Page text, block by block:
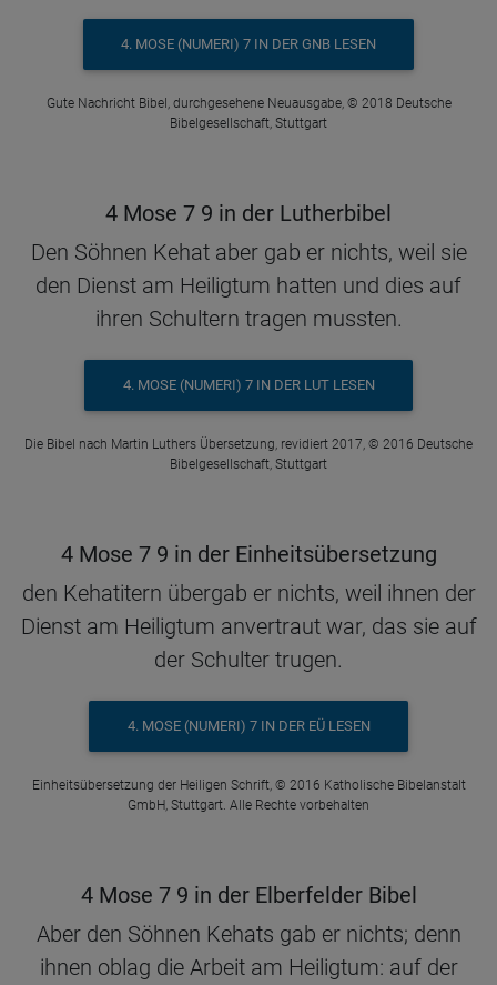
4. MOSE (NUMERI) 7 IN DER GNB LESEN
Gute Nachricht Bibel, durchgesehene Neuausgabe, © 2018 Deutsche
Bibelgesellschaft, Stuttgart
4 Mose 7 9 in der Lutherbibel
Den Söhnen Kehat aber gab er nichts, weil sie
den Dienst am Heiligtum hatten und dies auf
ihren Schultern tragen mussten.
4. MOSE (NUMERI) 7 IN DER LUT LESEN
Die Bibel nach Martin Luthers Übersetzung, revidiert 2017, © 2016 Deutsche
Bibelgesellschaft, Stuttgart
4 Mose 7 9 in der Einheitsübersetzung
den Kehatitern übergab er nichts, weil ihnen der
Dienst am Heiligtum anvertraut war, das sie auf
der Schulter trugen.
4. MOSE (NUMERI) 7 IN DER EÜ LESEN
Einheitsübersetzung der Heiligen Schrift, © 2016 Katholische Bibelanstalt
GmbH, Stuttgart. Alle Rechte vorbehalten
4 Mose 7 9 in der Elberfelder Bibel
Aber den Söhnen Kehats gab er nichts; denn
ihnen oblag die Arbeit am Heiligtum: auf der